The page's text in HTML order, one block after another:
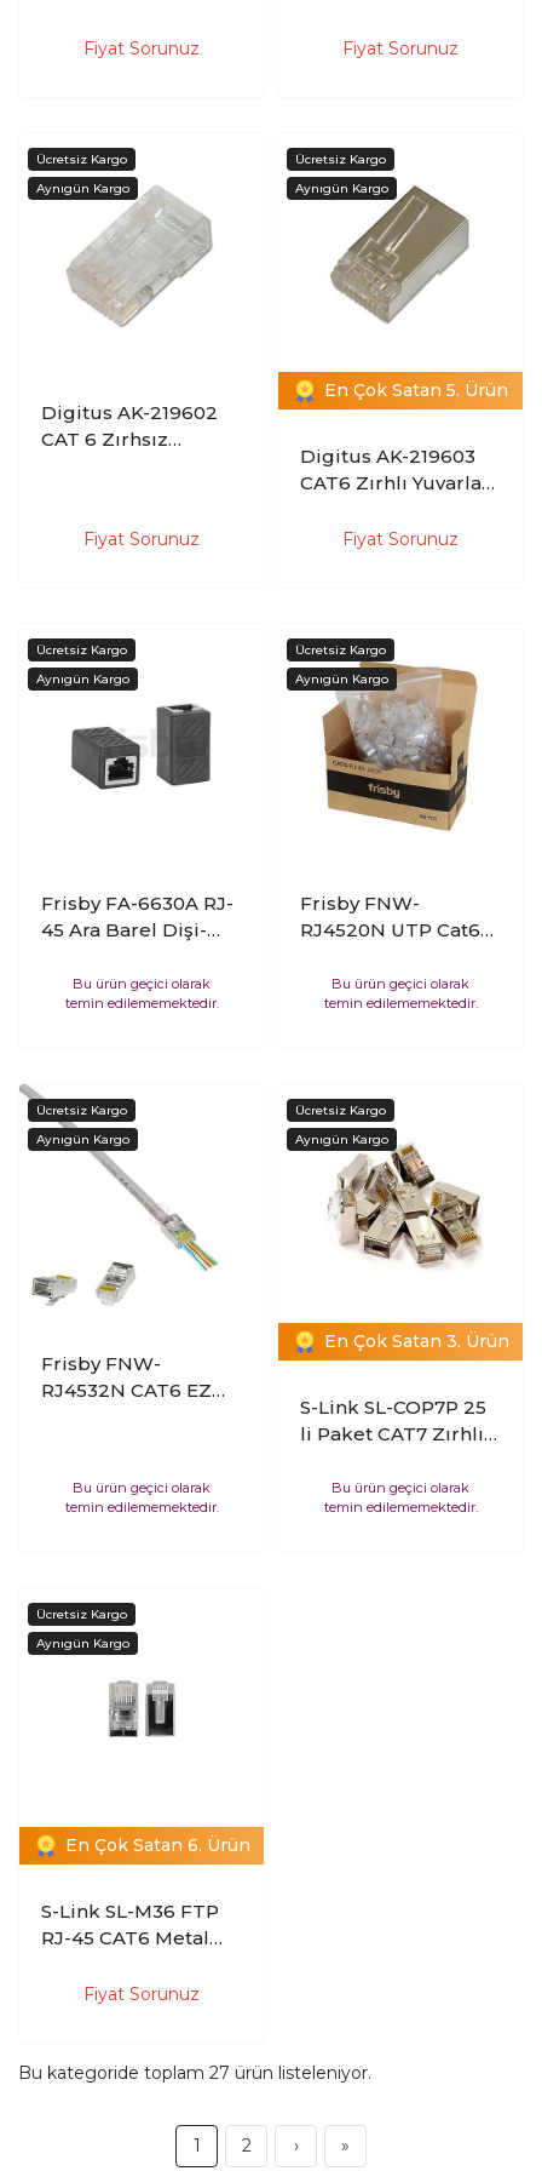
Kablo Tipi 0.6
Fiyat Sorunuz Fiyat Sorunuz
Digitus AK-219602
CAT 6 Zırhsız
Fiyat Sorunuz
En Çok Satan 5. Ürün
Digitus AK-219603
CAT6 Zırhlı Yuvarlak
Konnektör (100 lü
Fiyat Sorunuz
Frisby FA-6630A RJ-
45 Ara Barel Dişi-
Bu ürün geçici olarak
temin edilememektedir.
Frisby FNW-
RJ4520N UTP Cat6
Konnektör
Bu ürün geçici olarak
temin edilememektedir.
Frisby FNW-
RJ4532N CAT6 EZ
Bu ürün geçici olarak
temin edilememektedir.
En Çok Satan 3. Ürün
S-Link SL-COP7P 25
li Paket CAT7 Zırhlı
Bu ürün geçici olarak
temin edilememektedir.
En Çok Satan 6. Ürün
S-Link SL-M36 FTP
RJ-45 CAT6 Metal
Konnektör
Fiyat Sorunuz
Bu kategoride toplam 27 ürün listeleniyor.
1 2 › »